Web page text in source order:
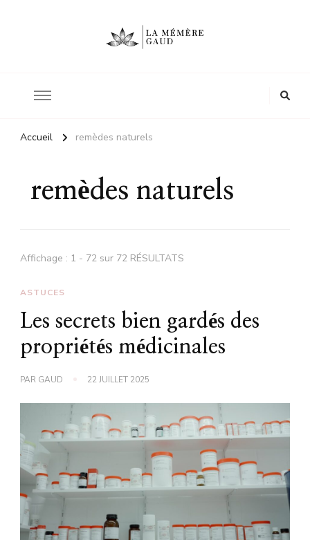
Accueil remèdes naturels
remèdes naturels
Affichage : 1 - 72 sur 72 RÉSULTATS
ASTUCES
Les secrets bien gardés des
propriétés médicinales
PAR GAUD 22 JUILLET 2025